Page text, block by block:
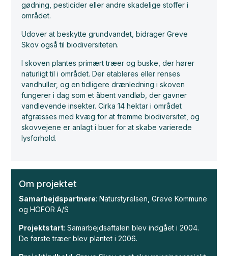
gødning, pesticider eller andre skadelige stoffer i
området.
Udover at beskytte grundvandet, bidrager Greve
Skov også til biodiversiteten.
I skoven plantes primært træer og buske, der hører
naturligt til i området. Der etableres eller renses
vandhuller, og en tidligere drænledning i skoven
fungerer i dag som et åbent vandløb, der gavner
vandlevende insekter. Cirka 14 hektar i området
afgræsses med kvæg for at fremme biodiversitet, og
skovvejene er anlagt i buer for at skabe varierede
lysforhold.
Om projektet
Samarbejdspartnere: Naturstyrelsen, Greve Kommune
og HOFOR A/S
Projektstart: Samarbejdsaftalen blev indgået i 2004.
De første træer blev plantet i 2006.